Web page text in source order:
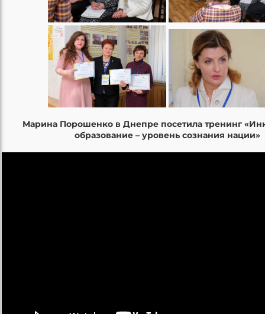
Марина Порошенко в Днепре посетила тренинг
образование – уровень сознания нации»